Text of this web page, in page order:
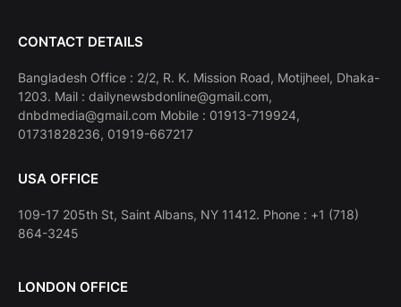
CONTACT DETAILS
Bangladesh Office : 2/2, R. K. Mission Road, Motijheel, Dhaka-
1203. Mail : dailynewsbdonline@gmail.com,
dnbdmedia@gmail.com Mobile : 01913-719924,
01731828236, 01919-667217
USA OFFICE
109-17 205th St, Saint Albans, NY 11412. Phone : +1 (718)
864-3245
LONDON OFFICE